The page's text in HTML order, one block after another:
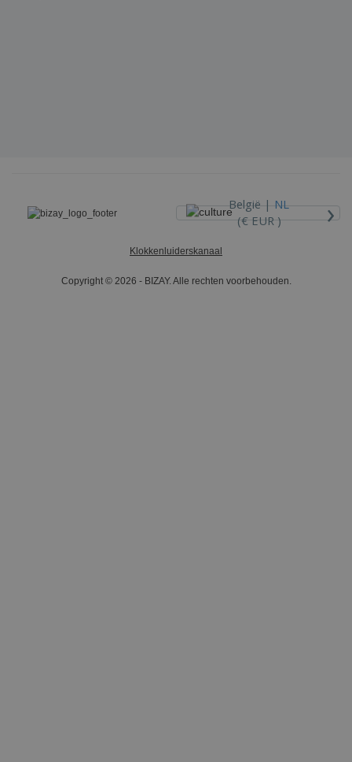
België |NL
(€ EUR )
›
Klokkenluiderskanaal
Copyright © 2026 - BIZAY. Alle rechten voorbehouden.